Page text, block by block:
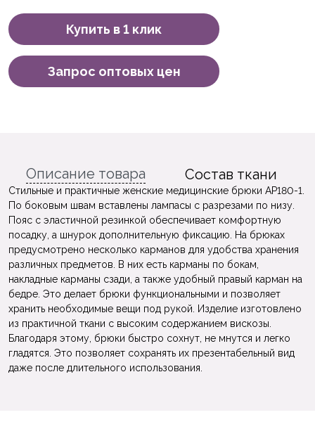
Купить в 1 клик
Запрос оптовых цен
Описание товара Состав ткани
Стильные и практичные женские медицинские брюки AP180-1.
По боковым швам вставлены лампасы с разрезами по низу.
Пояс с эластичной резинкой обеспечивает комфортную
посадку, а шнурок дополнительную фиксацию. На брюках
предусмотрено несколько карманов для удобства хранения
различных предметов. В них есть карманы по бокам,
накладные карманы сзади, а также удобный правый карман на
бедре. Это делает брюки функциональными и позволяет
хранить необходимые вещи под рукой. Изделие изготовлено
из практичной ткани с высоким содержанием вискозы.
Благодаря этому, брюки быстро сохнут, не мнутся и легко
гладятся. Это позволяет сохранять их презентабельный вид
даже после длительного использования.